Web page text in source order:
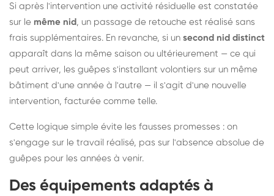
Si après l'intervention une activité résiduelle est constatée
sur le même nid , un passage de retouche est réalisé sans
frais supplémentaires. En revanche, si un second nid distinct
apparaît dans la même saison ou ultérieurement — ce qui
peut arriver, les guêpes s'installant volontiers sur un même
bâtiment d'une année à l'autre — il s'agit d'une nouvelle
intervention, facturée comme telle.
Cette logique simple évite les fausses promesses : on
s'engage sur le travail réalisé, pas sur l'absence absolue de
guêpes pour les années à venir.
Des équipements adaptés à